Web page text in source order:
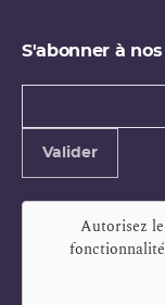
S'abonner à
Types de
Valider
Autorisez